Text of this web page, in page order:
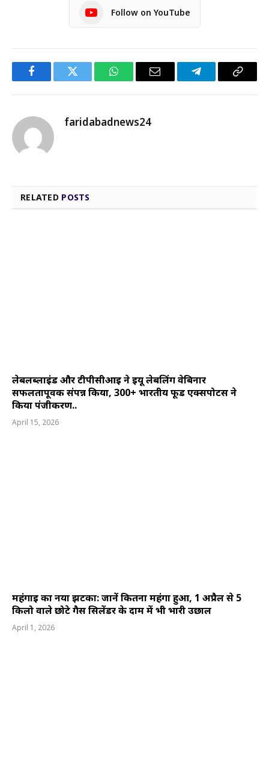
Follow on YouTube
FacebookTwitter WhatsAppEmail TelegramCopy
faridabadnews24
RELATED POSTS
लेबलब्लाइंड और टीपीसीआई ने ईयू लेबलिंग वेबिनार
सफलतापूर्वक संपन्न किया, 300+ भारतीय फूड एक्सपोर्टर्स ने
किया पंजीकरण..
April 15, 2026
महंगाई का नया झटका: जानें कितना महंगा हुआ, 1 अप्रैल से 5
किलो वाले छोटे गैस सिलेंडर के दाम में भी भारी उछाल
April 1, 2026